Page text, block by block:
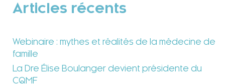
Articles récents
Webinaire : mythes et réalités de la médecine de
famille
La Dre Élise Boulanger devient présidente du
CQMF